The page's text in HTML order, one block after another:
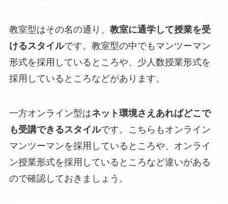
教室型はその名の通り、 教室に通学して授業を受
けるスタイルです。教室型の中でもマンツーマン
形式を採用しているところや、少人数授業形式を
採用しているところなどがあります。
一方オンライン型はネット環境さえあればどこで
も受講できるスタイルです。こちらもオンライン
マンツーマンを採用しているところや、オンライ
ン授業形式を採用しているところなど違いがある
ので確認しておきましょう。